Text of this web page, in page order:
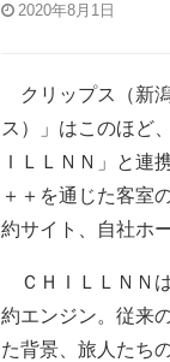
2020年8月1日
クリップス（新
ス）」はこのほど
ＩＬＬＮＮ」と連
＋＋を通じた客室
約サイト、自社ホ
ＣＨＩＬＬＮＮ
約エンジン。従来
た背景、旅人たち